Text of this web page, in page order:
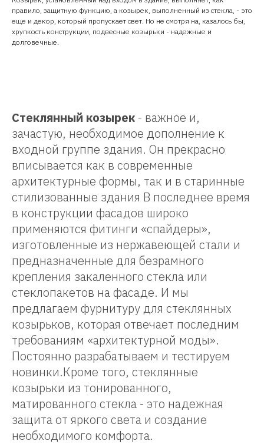
правило, защитную функцию, а козырек, выполненный из стекла, - это
еще и декор, который пропускает свет. Но не смотря на, казалось бы,
хрупкость конструкции, подвесные козырьки - надежные и
долговечные.
Стеклянный козырек - важное и,
зачастую, необходимое дополнение к
входной группе здания. Он прекрасно
вписывается как в современные
архитектурные формы, так и в старинные
стилизованные здания В последнее время
в конструкции фасадов широко
применяются фитинги «спайдеры»,
изготовленные из нержавеющей стали и
предназначенные для безрамного
крепления закаленного стекла или
стеклопакетов на фасаде. И мы
предлагаем фурнитуру для стеклянных
козырьков, которая отвечает последним
требованиям «архитектурной моды».
Постоянно разрабатываем и тестируем
новинки.Кроме того, стеклянные
козырьки из тонированного,
матированного стекла - это надежная
защита от яркого света и создание
необходимого комфорта.